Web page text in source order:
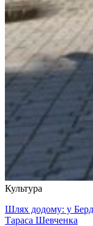
Культура
Шлях додому: у
Тараса Шевченка